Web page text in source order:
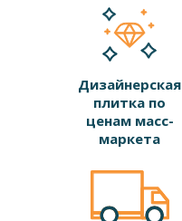
Дизайнерская
плитка по
ценам масс-
маркета